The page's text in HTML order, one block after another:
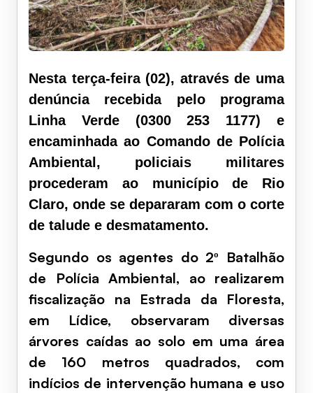
Nesta terça-feira (02), através de uma
denúncia recebida pelo programa
Linha Verde (0300 253 1177) e
encaminhada ao Comando de Polícia
Ambiental, policiais militares
procederam ao município de Rio
Claro, onde se depararam com o corte
de talude e desmatamento.
Segundo os agentes do 2º Batalhão
de Polícia Ambiental, ao realizarem
fiscalização na Estrada da Floresta,
em Lídice, observaram diversas
árvores caídas ao solo em uma área
de 160 metros quadrados, com
indícios de intervenção humana e uso